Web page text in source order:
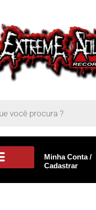
Minha Conta /
Cadastrar